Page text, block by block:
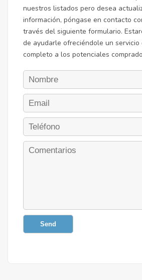
nuestros listados pero desea
información, póngase en contacto
través del siguiente formulario.
de ayudarle ofreciéndole un
completo a los potenciales
Send